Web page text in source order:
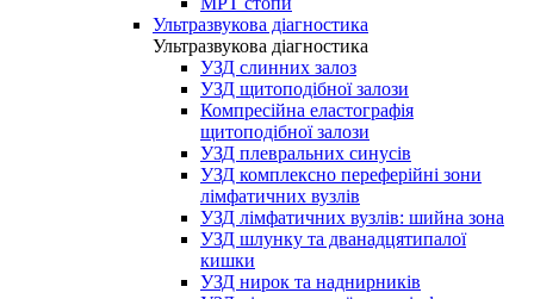
Ультразвукова діагностика
Ультразвукова діагностика
УЗД слинних залоз
УЗД щитоподібної залози
Компресійна еластографія
щитоподібної залози
УЗД плевральних синусів
УЗД комплексно переферійні зони
лімфатичних вузлів
УЗД лімфатичних вузлів: шийна зона
УЗД шлунку та дванадцятипалої
кишки
УЗД нирок та наднирників